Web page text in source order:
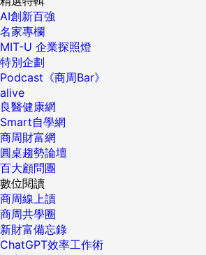
AI創新百強
名家專欄
MIT-U 企業探照燈
特別企劃
Podcast《商周Bar》
alive
良醫健康網
Smart自學網
商周財富網
圓桌趨勢論壇
百大顧問團
數位閱讀
商周線上讀
商周共學圈
新財富備忘錄
ChatGPT效率工作術